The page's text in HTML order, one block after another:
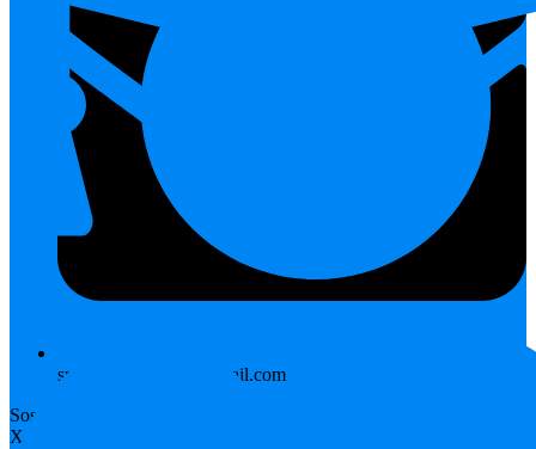
sman1payaraman@gmail.com
Sosial Media
X-twitter